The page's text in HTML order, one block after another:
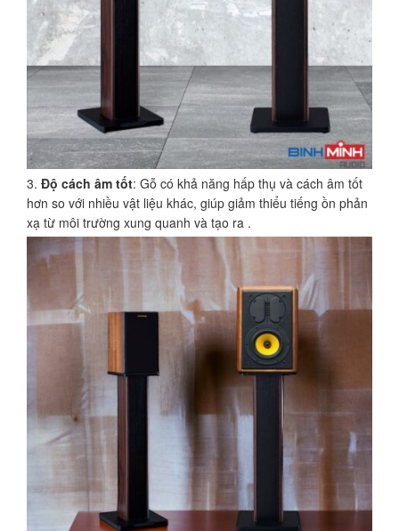
Độ cách âm tốt: Gỗ có khả năng hấp thụ và cách âm tốt
hơn so với nhiều vật liệu khác, giúp giảm thiểu tiếng ồn phản
xạ từ môi trường xung quanh và tạo ra .